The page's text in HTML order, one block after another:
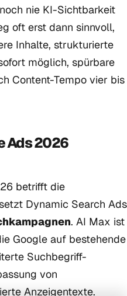
nie KI-Sichtbarkeit
oft erst dann sinnvoll,
Inhalte, strukturierte
möglich, spürbare
Content-Tempo vier bis
Ads 2026
betrifft die
Dynamic Search Ads
. AI Max ist
Google auf bestehende
Suchbegriff-
von
Anzeigentexte.